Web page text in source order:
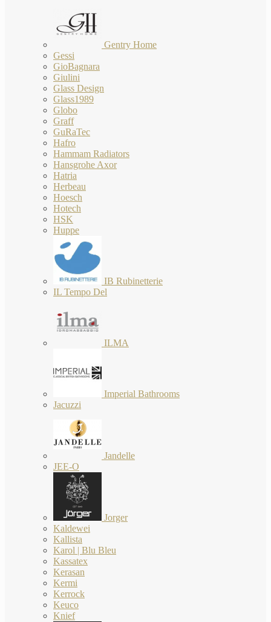
Gentry Home
Gessi
GioBagnara
Giulini
Glass Design
Glass1989
Globo
Graff
GuRaTec
Hafro
Hammam Radiators
Hansgrohe Axor
Hatria
Herbeau
Hoesch
Hotech
HSK
Huppe
IB Rubinetterie
IL Tempo Del
ILMA
Imperial Bathrooms
Jacuzzi
Jandelle
JEE-O
Jorger
Kaldewei
Kallista
Karol | Blu Bleu
Kassatex
Kerasan
Kermi
Kerrock
Keuco
Knief